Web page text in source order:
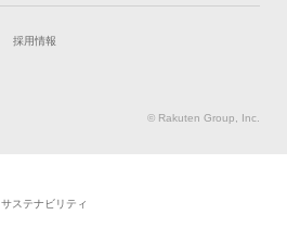
キャンペーン一覧
新車購入
自動車保険
採用情報
© Rakuten Group, Inc.
サステナビリティ